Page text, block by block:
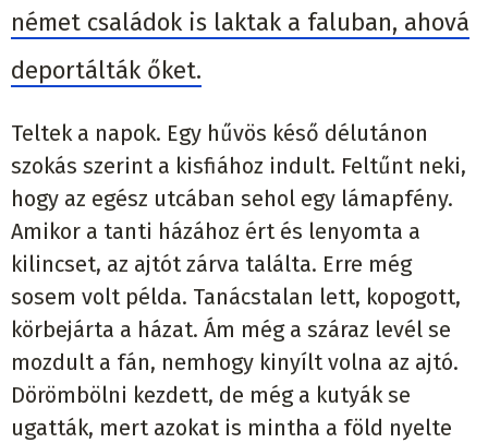
német családok is laktak a faluban, ahová
deportálták őket.
Teltek a napok. Egy hűvös késő délutánon
szokás szerint a kisfiához indult. Feltűnt neki,
hogy az egész utcában sehol egy lámapfény.
Amikor a tanti házához ért és lenyomta a
kilincset, az ajtót zárva találta. Erre még
sosem volt példa. Tanácstalan lett, kopogott,
körbejárta a házat. Ám még a száraz levél se
mozdult a fán, nemhogy kinyílt volna az ajtó.
Dörömbölni kezdett, de még a kutyák se
ugatták, mert azokat is mintha a föld nyelte